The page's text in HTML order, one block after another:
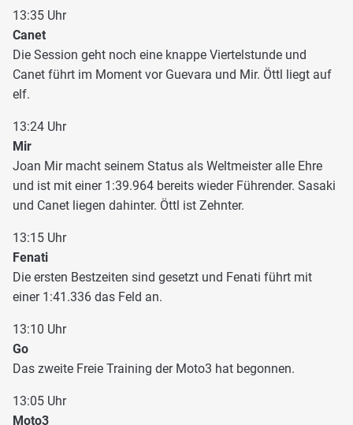
13:35 Uhr
Canet
Die Session geht noch eine knappe Viertelstunde und
Canet führt im Moment vor Guevara und Mir. Öttl liegt auf
elf.
13:24 Uhr
Mir
Joan Mir macht seinem Status als Weltmeister alle Ehre
und ist mit einer 1:39.964 bereits wieder Führender. Sasaki
und Canet liegen dahinter. Öttl ist Zehnter.
13:15 Uhr
Fenati
Die ersten Bestzeiten sind gesetzt und Fenati führt mit
einer 1:41.336 das Feld an.
13:10 Uhr
Go
Das zweite Freie Training der Moto3 hat begonnen.
13:05 Uhr
Moto3